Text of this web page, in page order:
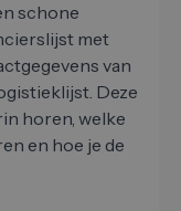
schone
met
van
Deze
horen, welke
en hoe je de